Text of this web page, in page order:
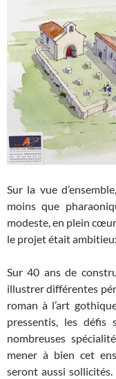
Sur la vue
moins que
modeste, en plein
le projet était
Sur 40 ans de
illustrer différentes
roman à l’art
pressentis, les défis
nombreuses
mener à bien cet
seront aussi